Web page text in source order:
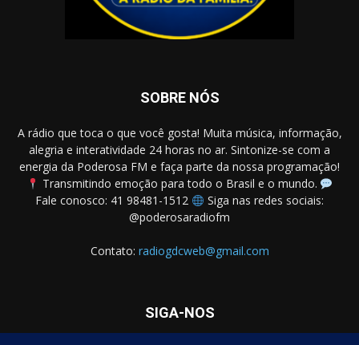
SOBRE NÓS
A rádio que toca o que você gosta! Muita música, informação,
alegria e interatividade 24 horas no ar. Sintonize-se com a
energia da Poderosa FM e faça parte da nossa programação!
Transmitindo emoção para todo o Brasil e o mundo.
Fale conosco: 41 98481-1512
Siga nas redes sociais:
@poderosaradiofm
Contato: radiogdcweb@gmail.com
SIGA-NOS